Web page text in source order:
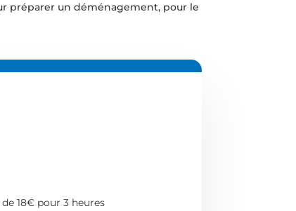
préparer un déménagement, pour le
18€ pour 3 heures